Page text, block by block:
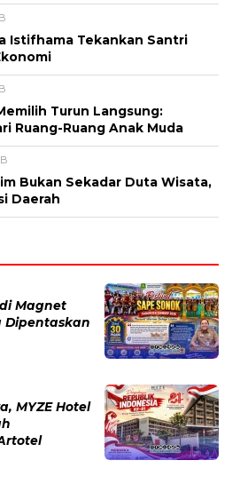
Istifhama Tekankan Santri
Turun Langsung:
Ruang-Ruang Anak Muda
Bukan Sekadar Duta Wisata,
Daerah
Magnet
Dipentaskan
MYZE Hotel